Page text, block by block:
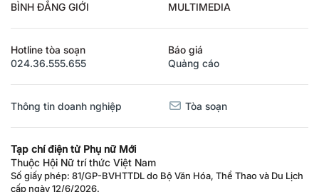
BÌNH ĐẲNG GIỚI MULTIMEDIA
Hotline tòa soạn
024.36.555.655
Báo giá
Quảng cáo
Thông tin doanh nghiệp Tòa soạn
Tạp chí điện tử Phụ nữ Mới
Thuộc Hội Nữ trí thức Việt Nam
Số giấy phép: 81/GP-BVHTTDL do Bộ Văn Hóa, Thể Thao và Du Lịch
cấp ngày 12/6/2026.